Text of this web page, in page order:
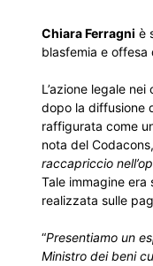
Chiara Ferragni è
blasfemia e offesa
L’azione legale
dopo la diffusione
raffigurata come
nota del
raccapriccio
Tale immagine era
realizzata sulle
“Presentiamo un
Ministro dei beni